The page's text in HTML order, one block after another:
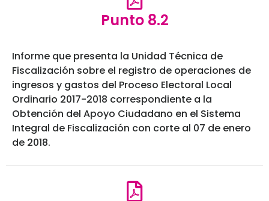
Punto 8.2
Informe que presenta la Unidad Técnica de
Fiscalización sobre el registro de operaciones de
ingresos y gastos del Proceso Electoral Local
Ordinario 2017-2018 correspondiente a la
Obtención del Apoyo Ciudadano en el Sistema
Integral de Fiscalización con corte al 07 de enero
de 2018.